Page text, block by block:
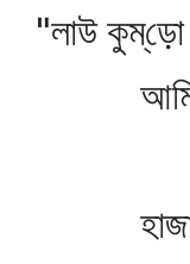
"লাউ কুম্‌ড়ো
আমি
হাজার